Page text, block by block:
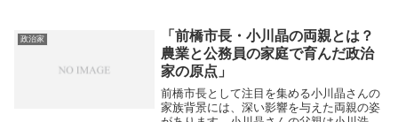
ボーナスは満額で約185万円も支給される
た...
政治家
「前橋市長・小川晶の両親とは？
農業と公務員の家庭で育んだ政治
家の原点」
前橋市長として注目を集める小川晶さんの
家族背景には、深い影響を与えた両親の姿